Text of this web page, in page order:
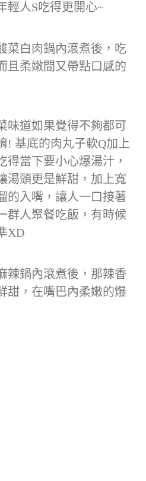
輕人S吃得更開心~
菜白肉鍋內滾煮後，吃
且柔嫩間又帶點口感的
味道如果覺得不夠都可
! 基底的肉丸子軟Q加上
得當下要小心爆湯汁，
湯頭更是鮮甜，加上寬
的入嘴，讓人一口接著
群人聚餐吃飯，有時候
XD
辣鍋內滾煮後，那辣香
甜，在嘴巴內柔嫩的爆